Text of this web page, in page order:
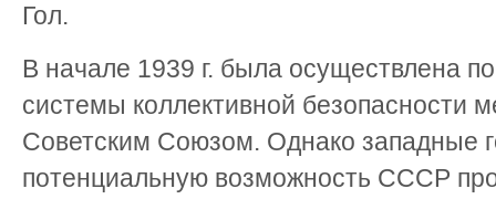
Гол.
В начале 1939 г. была осуществлена
системы коллективной безопасности
Советским Союзом. Однако западные
потенциальную возможность СССР